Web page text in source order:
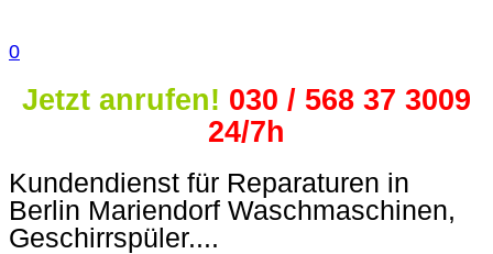
0
Jetzt anrufen! 030 / 568 37 3009
24/7h
Kundendienst für Reparaturen in
Berlin Mariendorf Waschmaschinen,
Geschirrspüler....